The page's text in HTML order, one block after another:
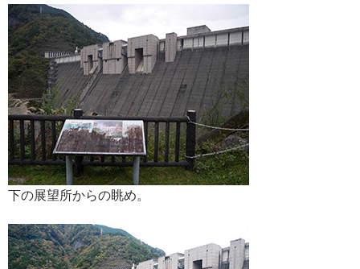
下の展望所からの眺め。